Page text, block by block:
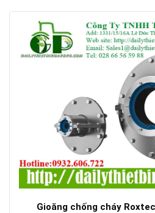
Gioăng chống cháy